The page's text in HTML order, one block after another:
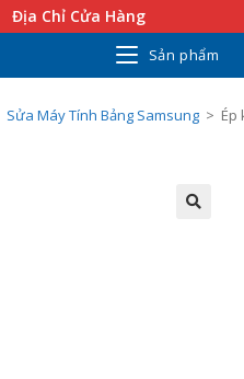
Địa Chỉ Cửa Hàng
Sản phẩm
Sửa Máy Tính Bảng Samsung > Ép